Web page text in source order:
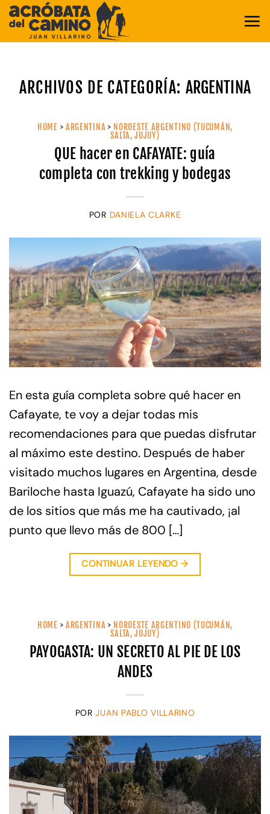
Saltar
contenido
ARCHIVOS DE CATEGORÍA: ARGENTINA
HOME > ARGENTINA > NOROESTE ARGENTINO (TUCUMÁN,
SALTA, JUJUY)
QUE hacer en CAFAYATE: guía
completa con trekking y bodegas
POR DANIELA CLARKE
En esta guía completa sobre qué hacer en
Cafayate, te voy a dejar todas mis
recomendaciones para que puedas disfrutar
al máximo este destino. Después de haber
visitado muchos lugares en Argentina, desde
Bariloche hasta Iguazú, Cafayate ha sido uno
de los sitios que más me ha cautivado, ¡al
punto que llevo más de 800 […]
CONTINUAR LEYENDO→
HOME > ARGENTINA > NOROESTE ARGENTINO (TUCUMÁN,
SALTA, JUJUY)
PAYOGASTA: UN SECRETO AL PIE DE LOS
ANDES
PORJUAN PABLO VILLARINO